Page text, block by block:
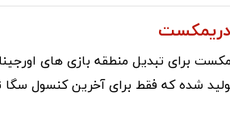
برای تبدیل منطقه بازی های
شده که فقط برای آخرین کنسول